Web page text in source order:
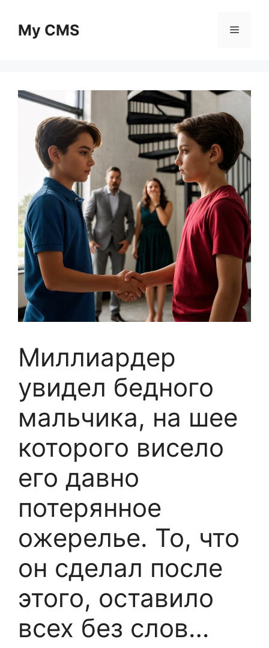
contentMy CMS Menu
Миллиардер
увидел бедного
мальчика, на шее
которого висело
его давно
потерянное
ожерелье. То, что
он сделал после
этого, оставило
всех без слов…